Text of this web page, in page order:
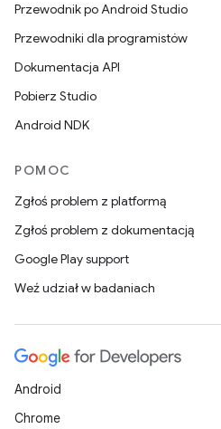
Przewodnik po Android Studio
Przewodniki dla programistów
Dokumentacja API
Pobierz Studio
Android NDK
POMOC
Zgłoś problem z platformą
Zgłoś problem z dokumentacją
Google Play support
Weź udział w badaniach
Android
Chrome